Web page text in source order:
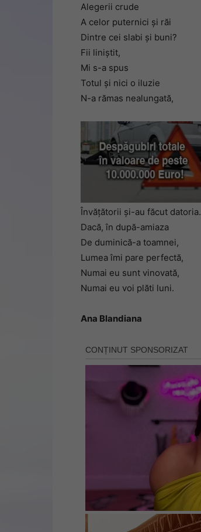
Alegerii crude
A celor puternici și răi
Dintre cei slabi și buni?
Fii liniștit,
Mi s-a spus
Totul și nici o iluzie
N-a rămas nealungată,
Învățătorii și-au făcut datoria.
Dacă, în după-amiaza
De duminică-a toamnei,
Lumea îmi pare perfectă,
Numai eu sunt vinovată,
Numai eu voi plăti luni.
Ana Blandiana